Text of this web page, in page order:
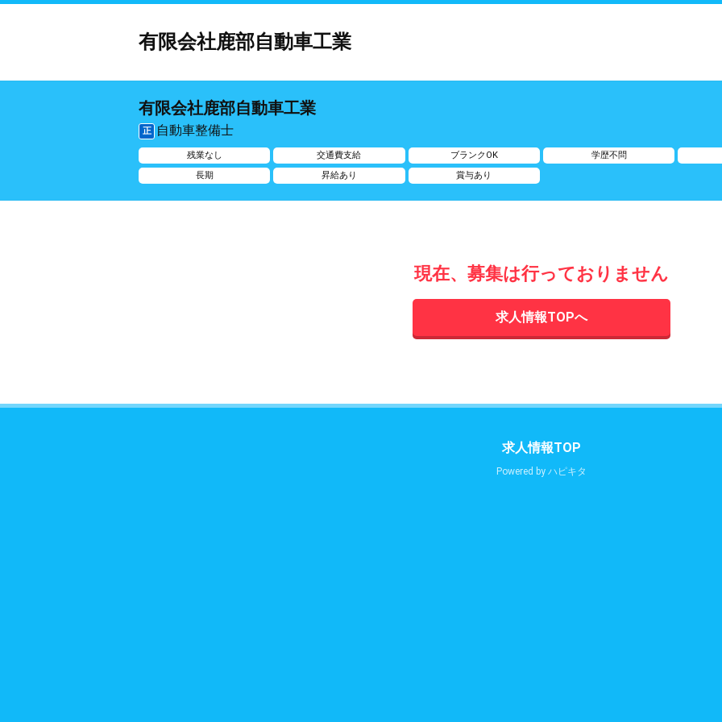
有限会社鹿部自動車工業
有限会社鹿部自動車工業
正 自動車整備士
残業なし 交通費支給 ブランクOK 学歴不問
長期
昇給あり 賞与あり
現在、募集は行っておりません
求人情報TOPへ
求人情報TOP
Powered by ハピキタ